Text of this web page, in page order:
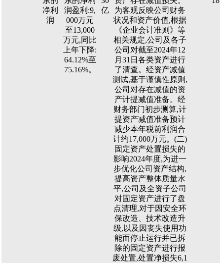
净利
润
润盈利:9,
000万元
至13,000
万元,同比
上年下降:
64.12%至
75.16%。
亿
为客观反映公司财务
状况和资产价值,根据
《企业会计准则》等
相关规定,公司及各子
公司对截至2024年12
月31日各类资产进行
了清查。经资产减值
测试,基于谨慎性原则,
公司对存在减值的资
产计提减值准备。经
财务部门初步测算,计
提资产减值准备预计
减少本年税前利润合
计约17,000万元。(二)
固定资产处置损失的
影响2024年度,为进一
步优化公司资产结构,
提高资产整体质量水
平,公司及全资子公司
对固定资产进行了盘
点清理,对于因安全环
保改造、技术改造升
级,以及因丧失使用功
能而停止运行并已拆
除的固定资产进行报
废处置,处置净损失6,1